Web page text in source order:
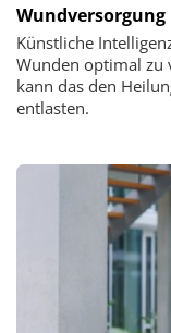
Wundversorgung
Künstliche
Wunden optimal zu
kann das den
entlasten.